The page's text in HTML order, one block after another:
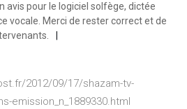
avis pour le logiciel solfège, dictée
vocale. Merci de rester correct et de
2012/09/17/shazam-tv-
emission_n_1889330.html